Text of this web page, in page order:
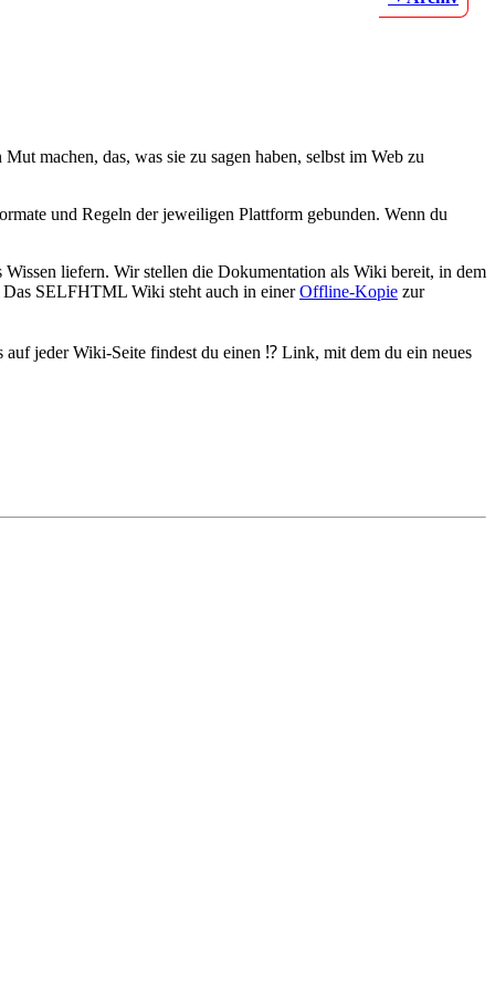
machen, das, was sie zu sagen haben, selbst im Web zu
und Regeln der jeweiligen Plattform gebunden. Wenn du
liefern. Wir stellen die Dokumentation als Wiki bereit, in dem
Das SELFHTML Wiki steht auch in einerOffline-Kopie zur
jeder Wiki-Seite findest du einen ⁉️ Link, mit dem du ein neues